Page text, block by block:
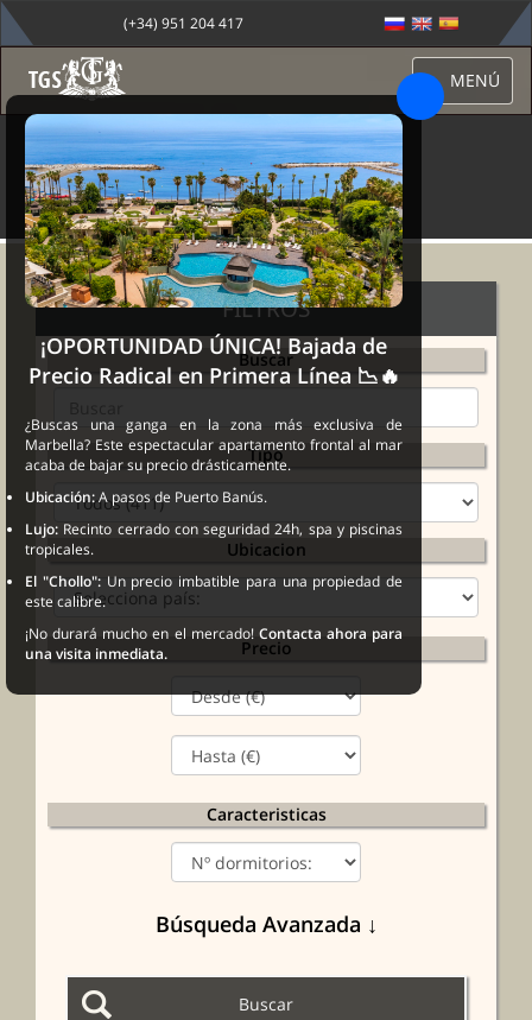
(+34) 951 204 417
MENÚ
PROPIEDADES
FILTROS
Buscar
Tipo
Ubicacion
Precio
Caracteristicas
Búsqueda Avanzada ↓
¡OPORTUNIDAD ÚNICA! Bajada de
Precio Radical en Primera Línea 📉🔥
¿Buscas una ganga en la zona más exclusiva de
Marbella? Este espectacular apartamento frontal al mar
acaba de bajar su precio drásticamente.
Ubicación:A pasos de Puerto Banús.
Lujo: Recinto cerrado con seguridad 24h, spa y piscinas
tropicales.
El "Chollo":Un precio imbatible para una propiedad de
este calibre.
¡No durará mucho en el mercado! Contacta ahora para
una visita inmediata.